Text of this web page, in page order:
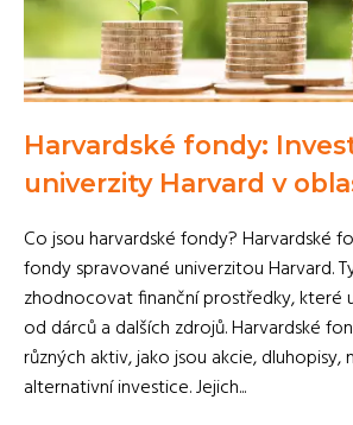
Harvardské fondy:
univerzity Harvard v
Co jsou harvardské fondy? Harvardské
fondy spravované univerzitou Harvard.
zhodnocovat finanční prostředky, které
od dárců a dalších zdrojů. Harvardské
různých aktiv, jako jsou akcie,
alternativní investice. Jejich...